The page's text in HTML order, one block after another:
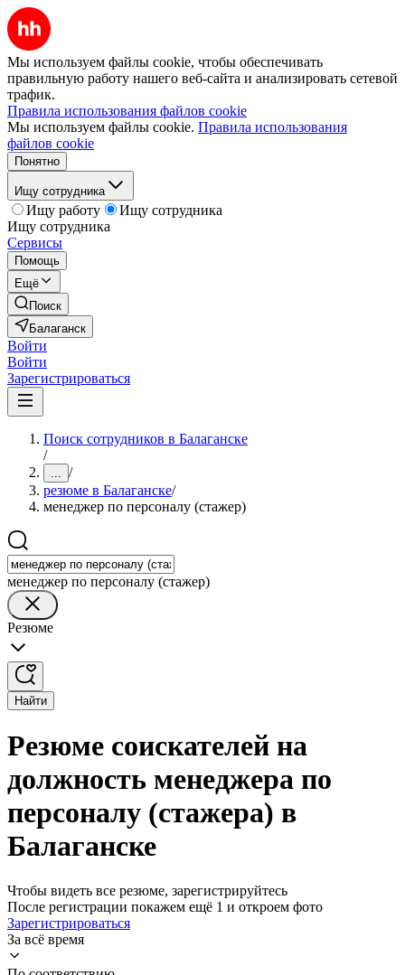
Мы используем файлы cookie, чтобы обеспечивать
правильную работу нашего веб-сайта и анализировать сетевой
трафик.
Правила использования файлов cookie
Мы используем файлы cookie. Правила использования
файлов cookie
Понятно
Ищу сотрудника
Ищу работу
Ищу сотрудника
Ищу сотрудника
Сервисы
Помощь
Ещё
Поиск
Балаганск
Войти
Войти
Зарегистрироваться
Поиск сотрудников в Балаганске
/
... /
резюме в Балаганске/
менеджер по персоналу (стажер)
менеджер по персоналу (стажер)
Резюме
Найти
Резюме соискателей на
должность менеджера по
персоналу (стажера) в
Балаганске
Чтобы видеть все резюме, зарегистрируйтесь
После регистрации покажем ещё 1 и откроем фото
Зарегистрироваться
За всё время